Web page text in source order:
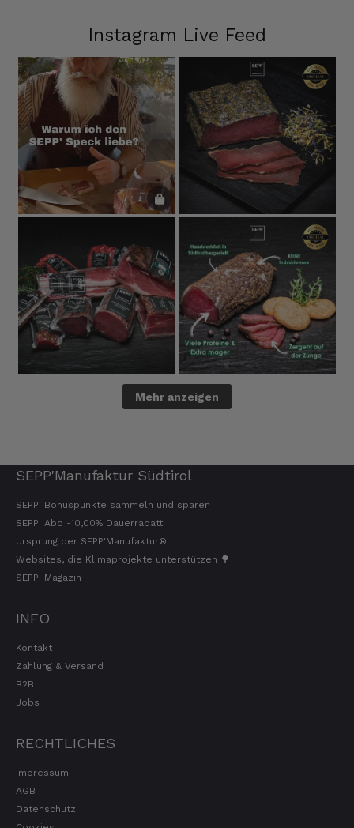
Instagram Live Feed
Mehr anzeigen
SEPP'Manufaktur Südtirol
SEPP' Bonuspunkte sammeln und sparen
SEPP' Abo -10,00% Dauerrabatt
Ursprung der SEPP'Manufaktur®
Websites, die Klimaprojekte unterstützen 🌳
SEPP' Magazin
INFO
Kontakt
Zahlung & Versand
B2B
Jobs
RECHTLICHES
Impressum
AGB
Datenschutz